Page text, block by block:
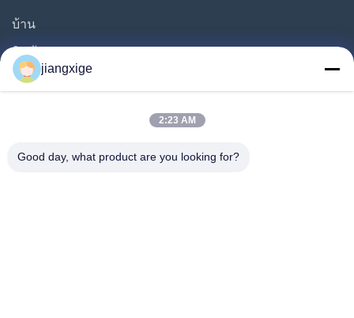
บ้าน
สินค้า
เกี่ยวกับเรา
ติดต่อเรา
jiangxige
2:23 AM
Good day, what product are you looking for?